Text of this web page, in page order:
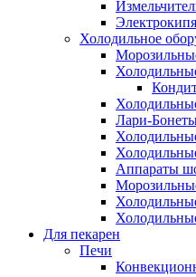
Холодильное
Лари-
Аппараты
Для пекарен
Печи